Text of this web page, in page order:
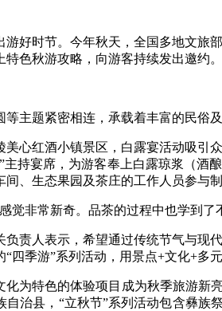
时节。今年秋天，全国多地文旅部
色秋游攻略，向游客持续发出邀约。
题紧密相连，承载着丰富的民俗及
红酒小镇景区，白露宴活动吸引众
”主持宴席，为游客奉上白露琼浆（
、生态果园及茶庄的工作人员参与
非常新奇。品茶的过程中也学到了
人表示，希望通过传统节气与现代
四季游”系列活动，用景点+文化+多
特色的体验项目成为秋季旅游新亮
自治县，“立秋节”系列活动包含彝